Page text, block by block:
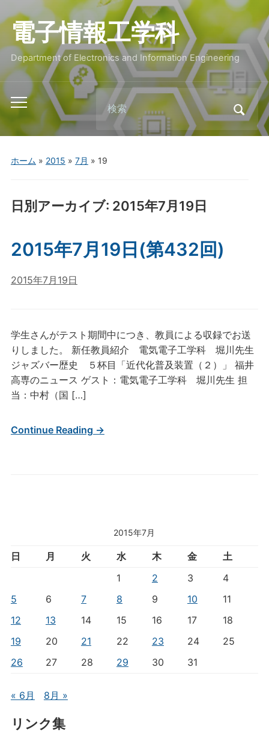
電子情報工学科
Department of Electronics and Information Engineering
Toggle
mobile
menu
Search
for:
ホーム » 2015 » 7月 » 19
日別アーカイブ: 2015年7月19日
2015年7月
日 月 火 水 木 金
土
1
2 3
4
5
6 7 8 9 10
11
12
13 14 15 16 17
18
19
20 21 22 23 24
25
26
27 28 29 30 31
« 6月 8月 »
リンク集
2015年7月19日(第432回)
2015年7月19日
学生さんがテスト期間中につき、教員による収録でお送
りしました。 新任教員紹介 電気電子工学科 堀川先生
ジャズバー歴史 ５杯目「近代化普及装置（２）」 福井
高専のニュース ゲスト：電気電子工学科 堀川先生 担
当：中村（国 […]
Continue Reading →